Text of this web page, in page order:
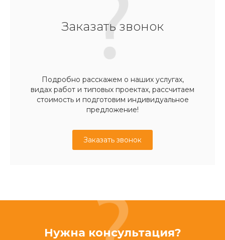
Заказать звонок
Подробно расскажем о наших услугах,
видах работ и типовых проектах, рассчитаем
стоимость и подготовим индивидуальное
предложение!
Заказать звонок
Нужна консультация?